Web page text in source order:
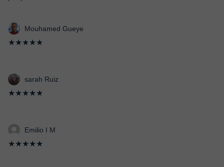
Mouhamed Gueye
★★★★★
sarah Ruiz
★★★★★
Emilio I M
★★★★★